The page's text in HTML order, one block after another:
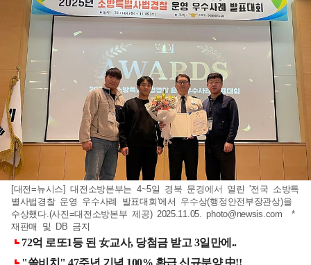
[대전=뉴시스] 대전소방본부는 4~5일 경북 문경에서 열린 '전국 소방특
별사법경찰 운영 우수사례 발표대회'에서 우수상(행정안전부장관상)을
수상했다.(사진=대전소방본부 제공) 2025.11.05.photo@newsis.com *
재판매 및 DB 금지